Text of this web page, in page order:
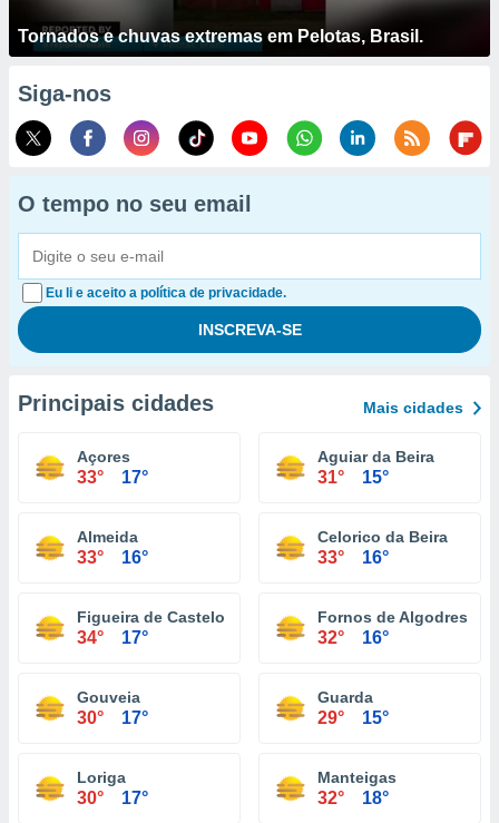
Tornados e chuvas extremas em Pelotas, Brasil.
Siga-nos
O tempo no seu email
Eu li e aceito a política de privacidade.
Principais cidades Mais cidades
Açores
33° 17°
Aguiar da Beira
31° 15°
Almeida
33° 16°
Celorico da Beira
33° 16°
Figueira de Castelo Rodrigo
34° 17°
Fornos de Algodres
32° 16°
Gouveia
30° 17°
Guarda
29° 15°
Loriga
30° 17°
Manteigas
32° 18°